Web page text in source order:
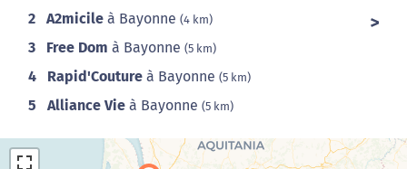
2 A2micile à Bayonne (4 km)
3 Free Dom à Bayonne (5 km)
4 Rapid'Couture à Bayonne (5 km)
5 Alliance Vie à Bayonne (5 km)